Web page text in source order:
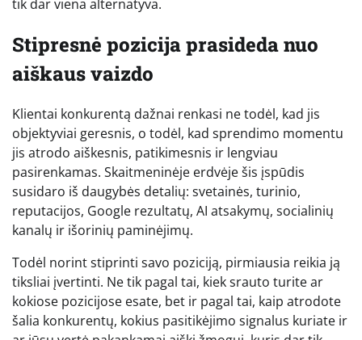
tik dar viena alternatyva.
Stipresnė pozicija prasideda nuo
aiškaus vaizdo
Klientai konkurentą dažnai renkasi ne todėl, kad jis
objektyviai geresnis, o todėl, kad sprendimo momentu
jis atrodo aiškesnis, patikimesnis ir lengviau
pasirenkamas. Skaitmeninėje erdvėje šis įspūdis
susidaro iš daugybės detalių: svetainės, turinio,
reputacijos, Google rezultatų, AI atsakymų, socialinių
kanalų ir išorinių paminėjimų.
Todėl norint stiprinti savo poziciją, pirmiausia reikia ją
tiksliai įvertinti. Ne tik pagal tai, kiek srauto turite ar
kokiose pozicijose esate, bet ir pagal tai, kaip atrodote
šalia konkurentų, kokius pasitikėjimo signalus kuriate ir